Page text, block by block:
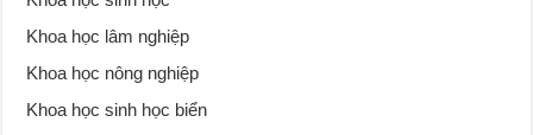
Khoa học lâm nghiệp
Khoa học nông nghiệp
Khoa học sinh học biển